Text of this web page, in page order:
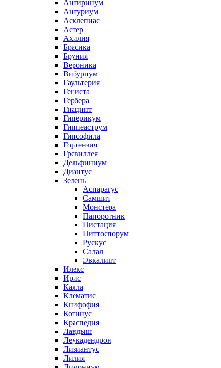
Антиринум
Антуриум
Асклепиас
Астер
Ахилия
Брасика
Бруния
Вероника
Вибурнум
Гаультерия
Гениста
Гербера
Гиацинт
Гиперикум
Гиппеаструм
Гипсофила
Гортензия
Гревиллея
Дельфиниум
Диантус
Зелень
Аспарагус
Самшит
Монстера
Папоротник
Пистация
Питтоспорум
Рускус
Салал
Эвкалипт
Илекс
Ирис
Калла
Клематис
Книфофия
Котинус
Краспедия
Ландыш
Леукадендрон
Лизиантус
Лилия